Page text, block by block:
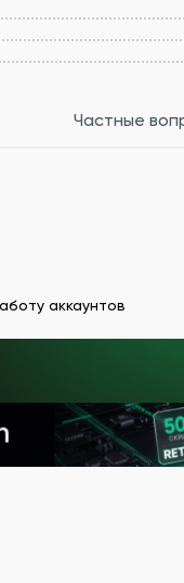
Частные
аккаунтов